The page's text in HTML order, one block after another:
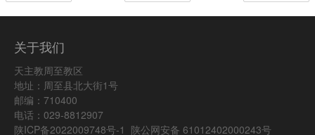
关于我们
天主教周至教区
地址：周至县北大街1号
邮编：710400
电话：029-8812907
陕ICP备2022009748号-1 陕公网安备 61012402000243号